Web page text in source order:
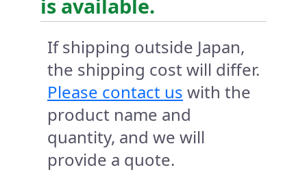
is available.
If shipping outside Japan,
the shipping cost will differ.
Please contact us with the
product name and
quantity, and we will
provide a quote.